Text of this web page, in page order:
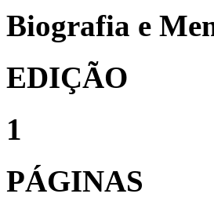
Biografia e
EDIÇÃO
1
PÁGINAS